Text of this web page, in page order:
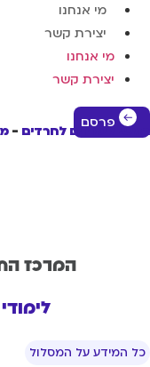
מי אנחנו
יצירת קשר
מי אנחנו
יצירת קשר
פרסם
לימודים לחרדים
המרכז
המידע על המסלול